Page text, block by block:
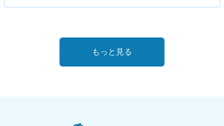
もっと見る